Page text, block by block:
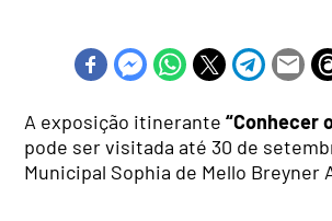
A exposição itinerante“Conhecer
pode ser visitada até 30 de
Municipal Sophia de Mello Breyner